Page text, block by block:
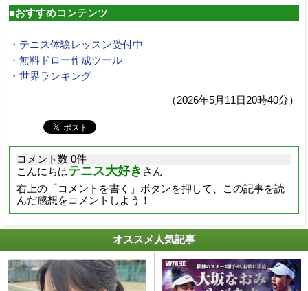
■おすすめコンテンツ
・テニス体験レッスン受付中
・無料ドロー作成ツール
・世界ランキング
（2026年5月11日20時40分）
コメント数 0件
こんにちはテニス大好き さん
右上の「コメントを書く」ボタンを押して、この記事を読
んだ感想をコメントしよう！
オススメ人気記事